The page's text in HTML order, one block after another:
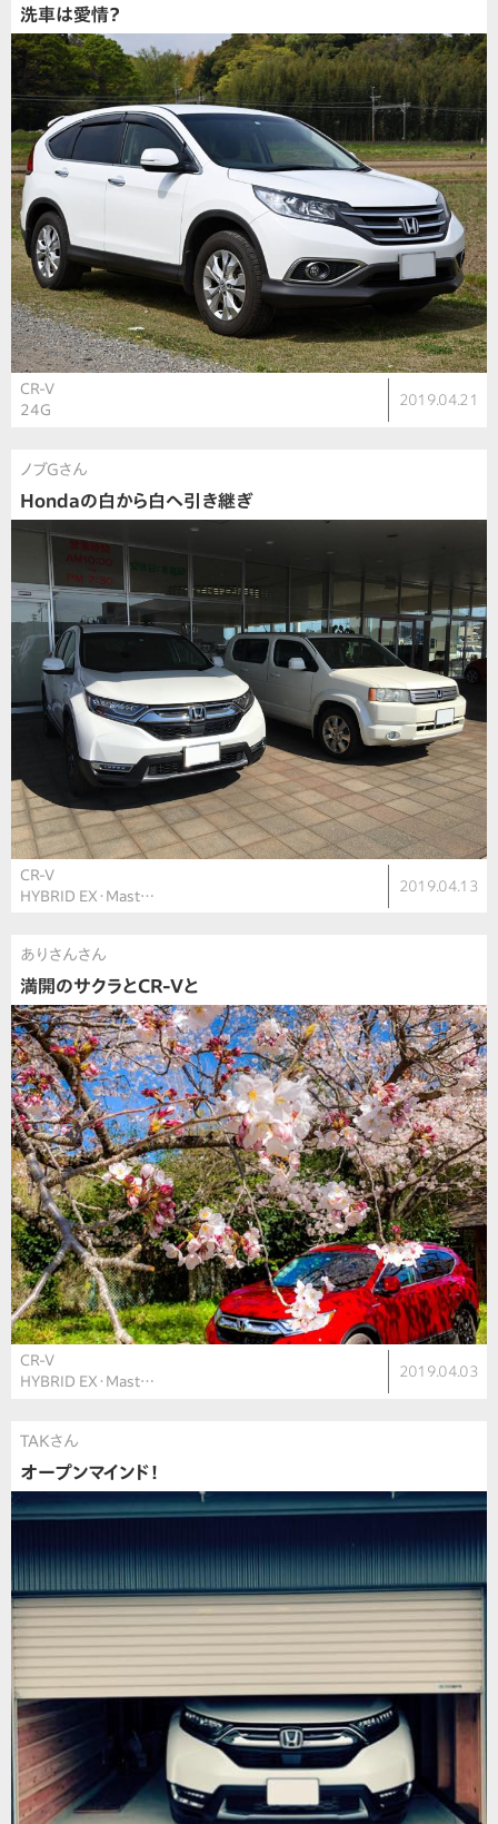
洗車は愛情？
CR-V
24G
2019.04.21
ノブGさん
Hondaの白から白へ引き継ぎ
CR-V
HYBRID EX・Mast…
2019.04.13
ありさんさん
満開のサクラとCR-Vと
CR-V
HYBRID EX・Mast…
2019.04.03
TAKさん
オープンマインド！